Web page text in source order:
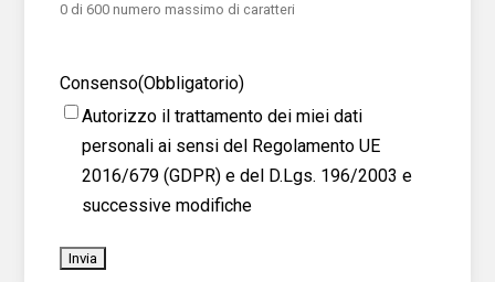
0 di 600 numero massimo di caratteri
Consenso(Obbligatorio)
Autorizzo il trattamento dei miei dati
personali ai sensi del Regolamento UE
2016/679 (GDPR) e del D.Lgs. 196/2003 e
successive modifiche